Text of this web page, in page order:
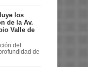
los
de la Av.
Valle de
del
de